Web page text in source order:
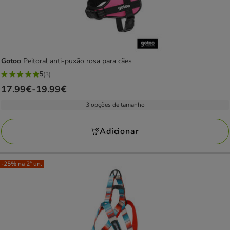
Gotoo Peitoral anti-puxão rosa para cães
5
estrelas
avaliações
5(3)
Preço
a
19.99€
17.99€-19.99€
3 opções de tamanho
Adicionar
-25% na 2ª un.